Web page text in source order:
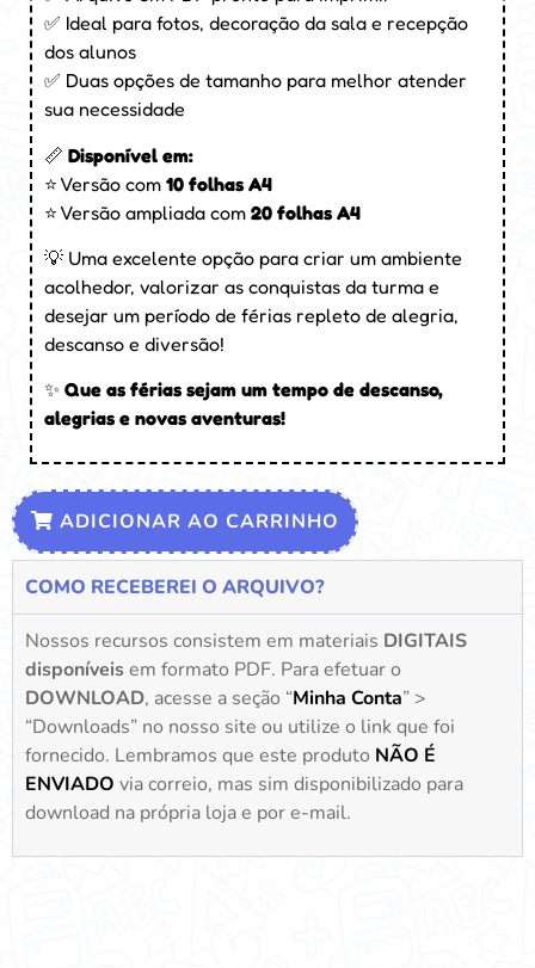
✅ Ideal para fotos, decoração da sala e recepção
dos alunos
✅ Duas opções de tamanho para melhor atender
sua necessidade
📏 Disponível em:
⭐ Versão com 10 folhas A4
⭐ Versão ampliada com 20 folhas A4
💡 Uma excelente opção para criar um ambiente
acolhedor, valorizar as conquistas da turma e
desejar um período de férias repleto de alegria,
descanso e diversão!
✨ Que as férias sejam um tempo de descanso,
alegrias e novas aventuras!
ADICIONAR AO CARRINHO
COMO RECEBEREI O ARQUIVO?
Nossos recursos consistem em materiais DIGITAIS
disponíveisem formato PDF. Para efetuar o
DOWNLOAD, acesse a seção “Minha Conta” >
“Downloads” no nosso site ou utilize o link que foi
fornecido. Lembramos que este produto NÃO É
ENVIADO via correio, mas sim disponibilizado para
download na própria loja e por e-mail.